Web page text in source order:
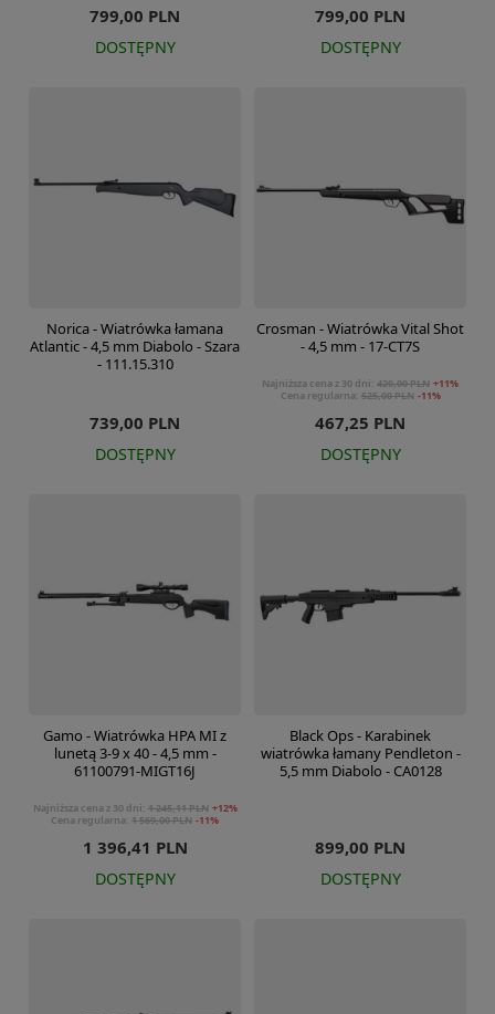
799,00 PLN
DOSTĘPNY
799,00 PLN
DOSTĘPNY
Norica - Wiatrówka łamana
Atlantic - 4,5 mm Diabolo - Szara
- 111.15.310
739,00 PLN
DOSTĘPNY
Crosman - Wiatrówka Vital Shot
- 4,5 mm - 17-CT7S
467,25 PLN
Najniższa cena z 30 dni: 420,00 PLN +11%
Cena regularna: 525,00 PLN -11%
DOSTĘPNY
Gamo - Wiatrówka HPA MI z
lunetą 3-9 x 40 - 4,5 mm -
61100791-MIGT16J
1 396,41 PLN
Najniższa cena z 30 dni: 1 245,11 PLN +12%
Cena regularna: 1 569,00 PLN -11%
DOSTĘPNY
Black Ops - Karabinek
wiatrówka łamany Pendleton -
5,5 mm Diabolo - CA0128
899,00 PLN
DOSTĘPNY